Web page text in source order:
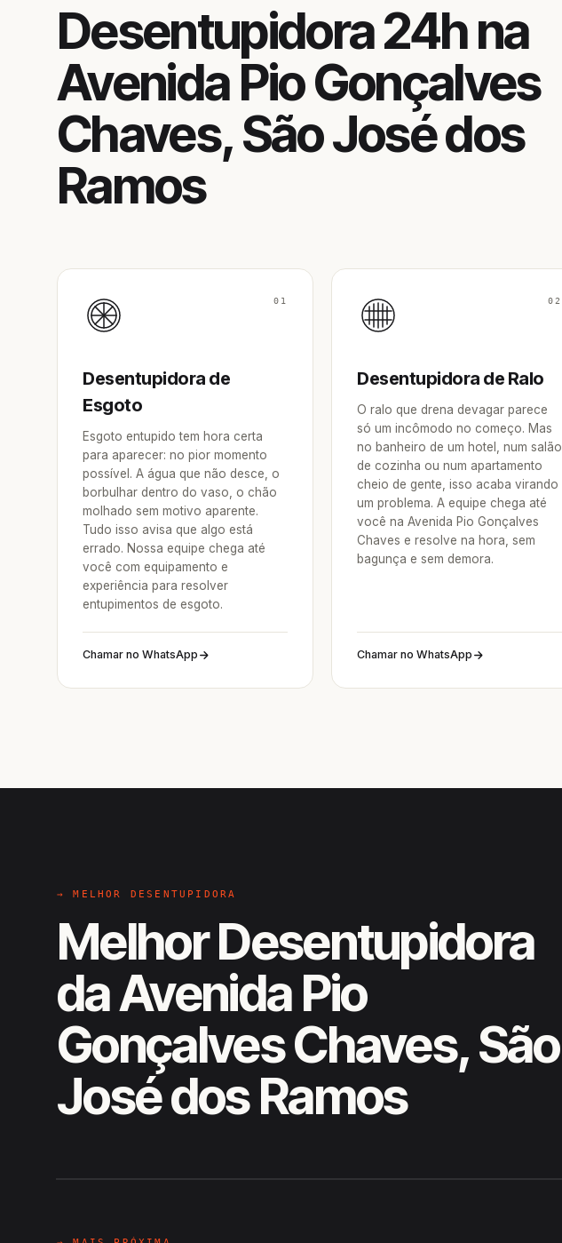
Desentupidora 24h na
Avenida Pio Gonçalves
Chaves, São José dos
Ramos
01
Desentupidora de
Esgoto
Esgoto entupido tem hora certa
para aparecer: no pior momento
possível. A água que não desce, o
borbulhar dentro do vaso, o chão
molhado sem motivo aparente.
Tudo isso avisa que algo está
errado. Nossa equipe chega até
você com equipamento e
experiência para resolver
entupimentos de esgoto.
Chamar no WhatsApp
02
Desentupidora de Ralo
O ralo que drena devagar parece
só um incômodo no começo. Mas
no banheiro de um hotel, num salão
de cozinha ou num apartamento
cheio de gente, isso acaba virando
um problema. A equipe chega até
você na Avenida Pio Gonçalves
Chaves e resolve na hora, sem
bagunça e sem demora.
Chamar no WhatsApp
→ MELHOR DESENTUPIDORA
Melhor Desentupidora
da Avenida Pio
Gonçalves Chaves, São
José dos Ramos
EM CAMPO